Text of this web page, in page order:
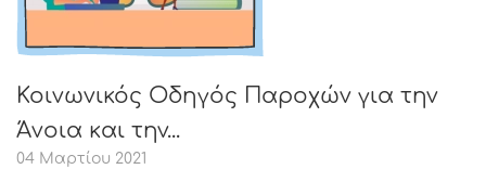
Κοινωνικός Οδηγός Παροχών για την
Άνοια και την...
04 Μαρτίου 2021